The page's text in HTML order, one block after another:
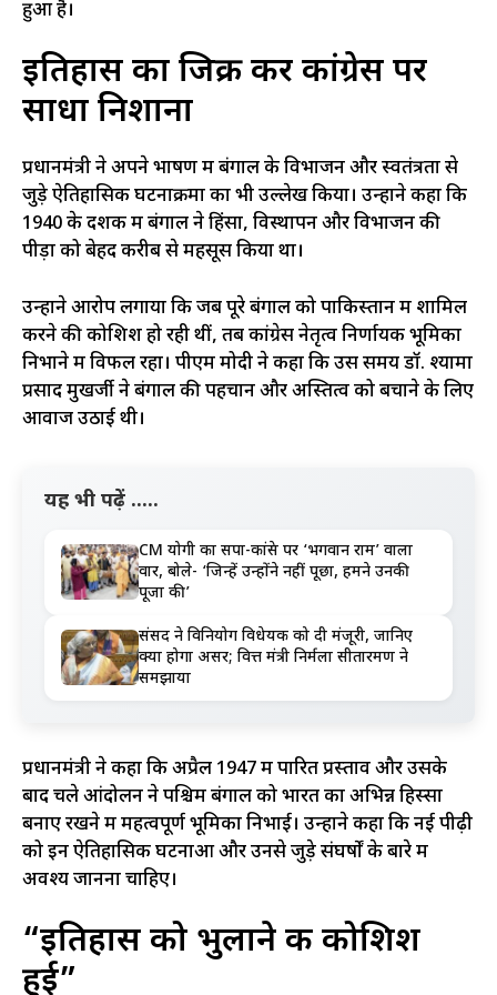
हुआ है।
इतिहास का जिक्र कर कांग्रेस पर
साधा निशाना
प्रधानमंत्री ने अपने भाषण में बंगाल के विभाजन और स्वतंत्रता से
जुड़े ऐतिहासिक घटनाक्रमों का भी उल्लेख किया। उन्होंने कहा कि
1940 के दशक में बंगाल ने हिंसा, विस्थापन और विभाजन की
पीड़ा को बेहद करीब से महसूस किया था।
उन्होंने आरोप लगाया कि जब पूरे बंगाल को पाकिस्तान में शामिल
करने की कोशिशें हो रही थीं, तब कांग्रेस नेतृत्व निर्णायक भूमिका
निभाने में विफल रहा। पीएम मोदी ने कहा कि उस समय डॉ. श्यामा
प्रसाद मुखर्जी ने बंगाल की पहचान और अस्तित्व को बचाने के लिए
आवाज उठाई थी।
यह भी पढ़ें .....
CM योगी का सपा-कांग्रेस पर ‘भगवान राम’ वाला
वार, बोले- ‘जिन्हें उन्होंने नहीं पूछा, हमने उनकी
पूजा की’
संसद ने विनियोग विधेयक को दी मंजूरी, जानिए
क्या होगा असर; वित्त मंत्री निर्मला सीतारमण ने
समझाया
प्रधानमंत्री ने कहा कि अप्रैल 1947 में पारित प्रस्ताव और उसके
बाद चले आंदोलन ने पश्चिम बंगाल को भारत का अभिन्न हिस्सा
बनाए रखने में महत्वपूर्ण भूमिका निभाई। उन्होंने कहा कि नई पीढ़ी
को इन ऐतिहासिक घटनाओं और उनसे जुड़े संघर्षों के बारे में
अवश्य जानना चाहिए।
“इतिहास को भुलाने की कोशिश
हुई”